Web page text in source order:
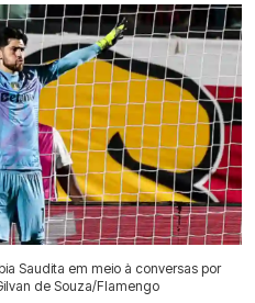
Saudita em meio à conversas por
de Souza/Flamengo